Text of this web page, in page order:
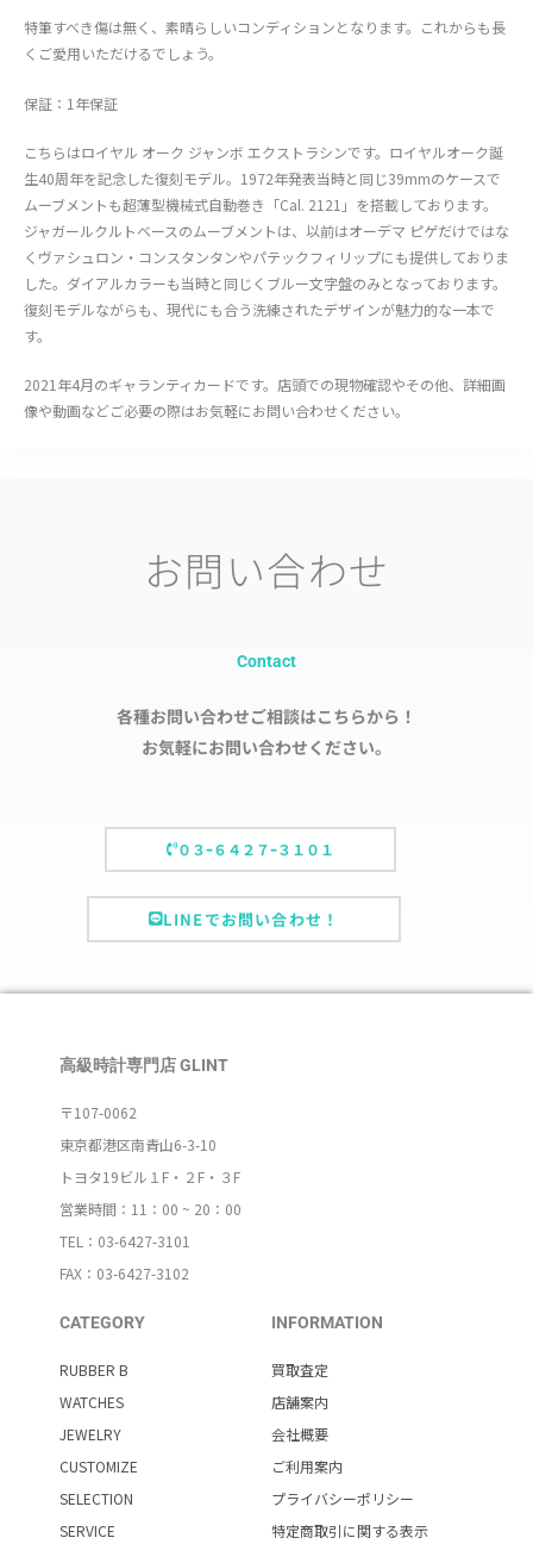
特筆すべき傷は無く、素晴らしいコンディションとなります。これからも長
くご愛用いただけるでしょう。
保証：1年保証
こちらはロイヤル オーク ジャンボ エクストラシンです。ロイヤルオーク誕
生40周年を記念した復刻モデル。1972年発表当時と同じ39mmのケースで
ムーブメントも超薄型機械式自動巻き「Cal. 2121」を搭載しております。
ジャガールクルトベースのムーブメントは、以前はオーデマ ピゲだけではな
くヴァシュロン・コンスタンタンやパテックフィリップにも提供しておりま
した。ダイアルカラーも当時と同じくブルー文字盤のみとなっております。
復刻モデルながらも、現代にも合う洗練されたデザインが魅力的な一本で
す。
2021年4月のギャランティカードです。店頭での現物確認やその他、詳細画
像や動画などご必要の際はお気軽にお問い合わせください。
お問い合わせ
Contact
各種お問い合わせご相談はこちらから！
お気軽にお問い合わせください。
０３ｰ６４２７ｰ３１０１
LINEでお問い合わせ！
高級時計専門店 GLINT
〒107-0062
東京都港区南青山6-3-10
トヨタ19ビル１F・２F・３F
営業時間：11：00 ~ 20：00
TEL：03-6427-3101
FAX：03-6427-3102
CATEGORY
RUBBER B
WATCHES
JEWELRY
CUSTOMIZE
SELECTION
SERVICE
INFORMATION
買取査定
店舗案内
会社概要
ご利用案内
プライバシーポリシー
特定商取引に関する表示